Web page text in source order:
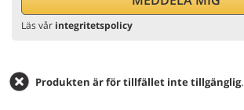
Läs vår integritetspolicy
Produkten är för tillfället inte tillgänglig.